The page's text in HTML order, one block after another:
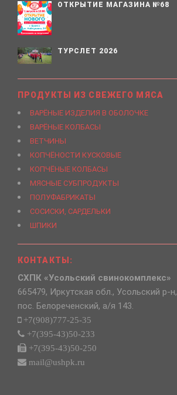
ОТКРЫТИЕ МАГАЗИНА №68
ТУРСЛЕТ 2026
ПРОДУКТЫ ИЗ СВЕЖЕГО МЯСА
ВАРЁНЫЕ ИЗДЕЛИЯ В ОБОЛОЧКЕ
ВАРЁНЫЕ КОЛБАСЫ
ВЕТЧИНЫ
КОПЧЁНОСТИ КУСКОВЫЕ
КОПЧЁНЫЕ КОЛБАСЫ
МЯСНЫЕ СУБПРОДУКТЫ
ПОЛУФАБРИКАТЫ
СОСИСКИ, САРДЕЛЬКИ
ШПИКИ
КОНТАКТЫ:
СХПК «Усольский свинокомплекс»
665479, Иркутская обл., Усольский р-н,
пос. Белореченский, а/я 143.
+7(908)777-25-35
+7(395-43)50-233
+7(395-43)50-250
mail@ushpk.ru